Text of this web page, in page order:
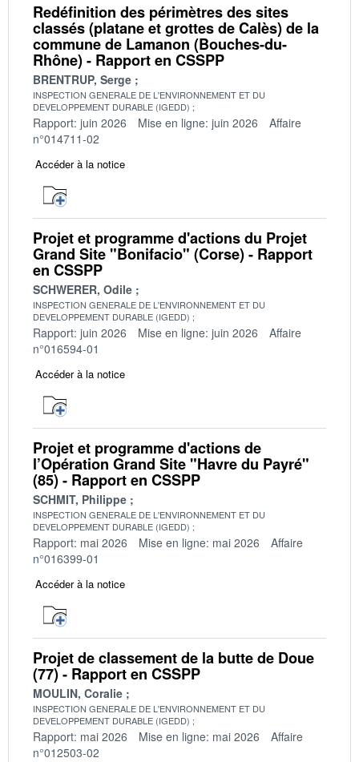
Redéfinition des périmètres des sites
classés (platane et grottes de Calès) de la
commune de Lamanon (Bouches-du-
Rhône) - Rapport en CSSPP
BRENTRUP, Serge
INSPECTION GENERALE DE L'ENVIRONNEMENT ET DU
DEVELOPPEMENT DURABLE (IGEDD)
Rapport: juin 2026 Mise en ligne: juin 2026
Affaire
n°014711-02
Accéder à la notice
Projet et programme d'actions du Projet
Grand Site "Bonifacio" (Corse) - Rapport
en CSSPP
SCHWERER, Odile
INSPECTION GENERALE DE L'ENVIRONNEMENT ET DU
DEVELOPPEMENT DURABLE (IGEDD)
Rapport: juin 2026 Mise en ligne: juin 2026
Affaire
n°016594-01
Accéder à la notice
Projet et programme d'actions de
l’Opération Grand Site "Havre du Payré"
(85) - Rapport en CSSPP
SCHMIT, Philippe
INSPECTION GENERALE DE L'ENVIRONNEMENT ET DU
DEVELOPPEMENT DURABLE (IGEDD)
Rapport: mai 2026 Mise en ligne: mai 2026
Affaire
n°016399-01
Accéder à la notice
Projet de classement de la butte de Doue
(77) - Rapport en CSSPP
MOULIN, Coralie
INSPECTION GENERALE DE L'ENVIRONNEMENT ET DU
DEVELOPPEMENT DURABLE (IGEDD)
Rapport: mai 2026 Mise en ligne: mai 2026
Affaire
n°012503-02